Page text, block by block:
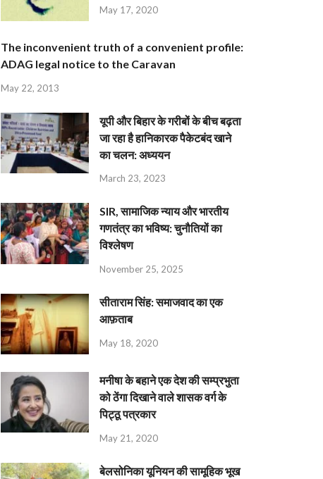
May 17, 2020
The inconvenient truth of a convenient profile:
ADAG legal notice to the Caravan
May 22, 2013
यूपी और बिहार के गरीबों के बीच बढ़ता
जा रहा है हानिकारक पैकेटबंद खाने
का चलन: अध्ययन
March 23, 2023
SIR, सामाजिक न्याय और भारतीय
गणतंत्र का भविष्य: चुनौतियों का
विश्लेषण
November 25, 2025
सीताराम सिंह: समाजवाद का एक
आफ़ताब
May 18, 2020
मनीषा के बहाने एक देश की सम्प्रभुता
को ठेंगा दिखाने वाले शासक वर्ग के
पिट्ठू पत्रकार
May 21, 2020
बेलसोनिका यूनियन की सामूहिक भूख